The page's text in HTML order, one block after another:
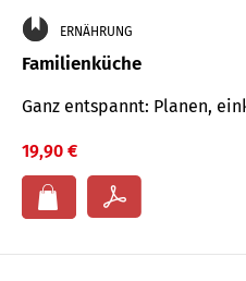
ERNÄHRUNG
Familienküche
Ganz entspannt: Planen,
19,90 €